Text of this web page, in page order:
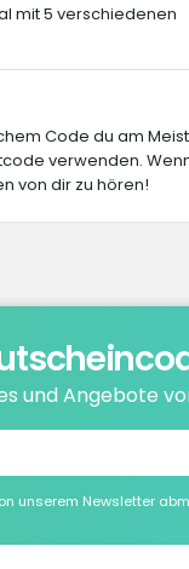
mit 5 verschiedenen
Code du am
verwenden.
von dir zu hören!
und Angebote
unserem Newsletter